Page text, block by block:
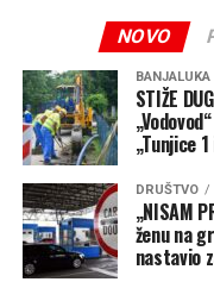
napisao je Sladić.
grmljavina su
doprinijeti
“Većina područja
izgledniji u
Bosne te na sjeveru
višim područjima
nedostatak vlage u
je on.
NOVO
BANJALUKA
STIŽE
„Tunjice
DRUŠTVO
„NISAM
ženu na
nastavio